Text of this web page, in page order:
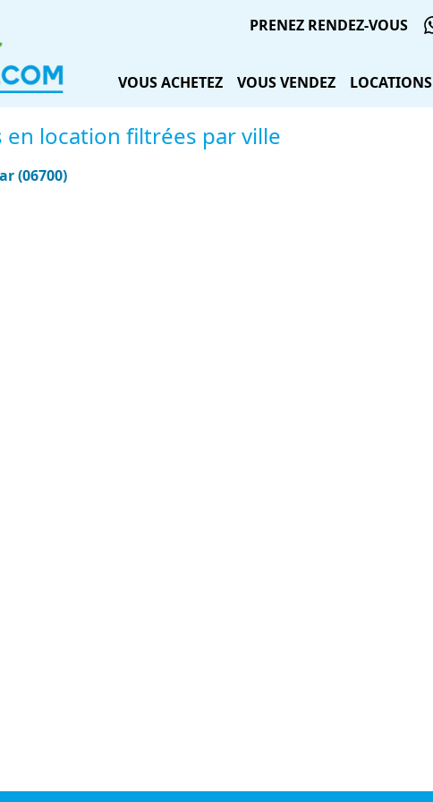
PRENEZ RENDEZ-VOUS
VOUS ACHETEZ VOUS VENDEZ LOCATIONS
en location filtrées par ville
(06700)